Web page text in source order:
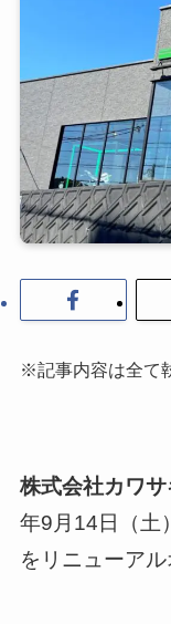
※記事内容は全て
株式会社カワ
年9月14日（土
をリニューアル